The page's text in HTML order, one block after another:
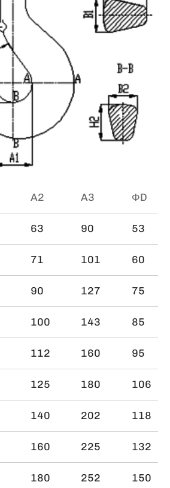
A2 A3 ΦD
63 90 53
71 101 60
90 127 75
100 143 85
112 160 95
125 180 106
140 202 118
160 225 132
180 252 150